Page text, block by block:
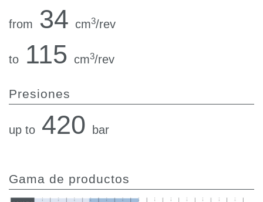
from 34 cm3/rev
to 115 cm3/rev
Presiones
up to 420 bar
Gama de productos